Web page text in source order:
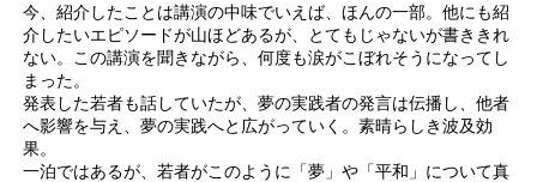
今、紹介したことは講演の中味でいえば、ほんの一部。他にも紹
介したいエピソードが山ほどあるが、とてもじゃないが書ききれ
ない。この講演を聞きながら、何度も涙がこぼれそうになってし
まった。
発表した若者も話していたが、夢の実践者の発言は伝播し、他者
へ影響を与え、夢の実践へと広がっていく。素晴らしき波及効
果。
一泊ではあるが、若者がこのように「夢」や「平和」について真